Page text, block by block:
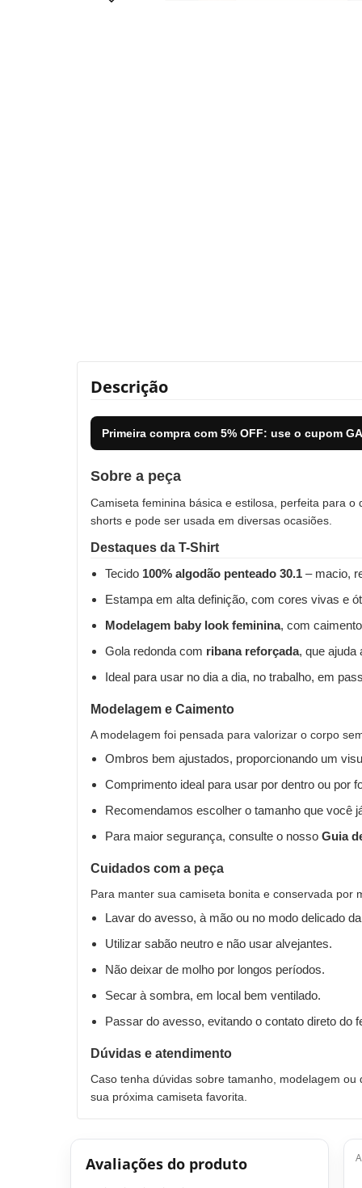
Descrição
Primeira compra com 5% OFF: use o cupom
Sobre a peça
Camiseta feminina básica e estilosa, perfeita para
shorts e pode ser usada em diversas ocasiões.
Destaques da T-Shirt
Tecido 100% algodão penteado 30.1 – macio,
Estampa em alta definição, com cores vivas e
Modelagem baby look feminina, com
Gola redonda com ribana reforçada, que ajuda
Ideal para usar no dia a dia, no trabalho, em
Modelagem e Caimento
A modelagem foi pensada para valorizar o corpo
Ombros bem ajustados, proporcionando um
Comprimento ideal para usar por dentro ou por
Recomendamos escolher o tamanho que você
Para maior segurança, consulte o nosso Guia
Cuidados com a peça
Para manter sua camiseta bonita e conservada por
Lavar do avesso, à mão ou no modo delicado
Utilizar sabão neutro e não usar alvejantes.
Não deixar de molho por longos períodos.
Secar à sombra, em local bem ventilado.
Passar do avesso, evitando o contato direto do
Dúvidas e atendimento
Caso tenha dúvidas sobre tamanho, modelagem
sua próxima camiseta favorita.
Avaliações do produto